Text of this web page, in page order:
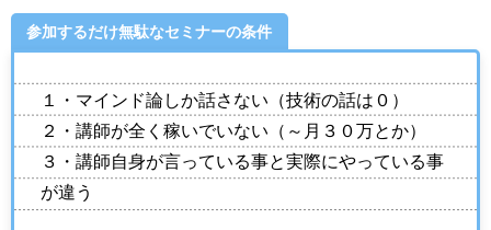
参加するだけ無駄なセミナーの条件
１・マインド論しか話さない（技術の話は０）
２・講師が全く稼いでいない（～月３０万とか）
３・講師自身が言っている事と実際にやっている事
が違う